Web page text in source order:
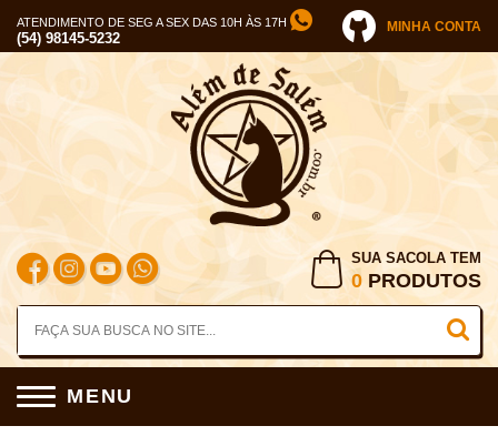
ATENDIMENTO DE SEG A SEX DAS 10H ÀS 17H
(54) 98145-5232
MINHA CONTA
SUA SACOLA TEM
0 PRODUTOS
MENU